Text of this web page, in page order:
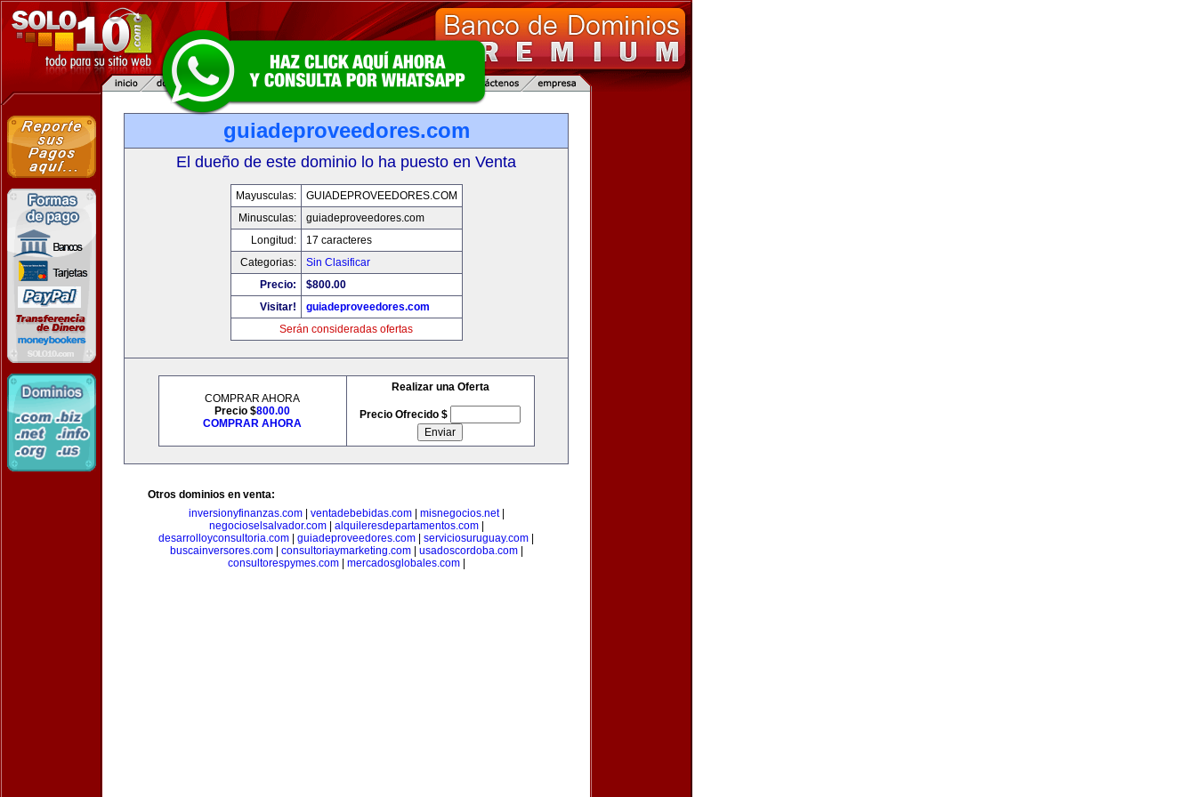
guiadeproveedores.com
El dueño de este dominio lo ha puesto en Venta
Mayusculas:
GUIADEPROVEEDORES.COM
Minusculas:
guiadeproveedores.com
Longitud:
17 caracteres
Categorias:
Sin Clasificar
Precio:
$800.00
Visitar!
guiadeproveedores.com
Serán consideradas ofertas
COMPRAR AHORA
Precio $800.00
COMPRAR AHORA
Realizar una Oferta
Precio Ofrecido $
Otros dominios en venta:
inversionyfinanzas.com| ventadebebidas.com| misnegocios.net|
negocioselsalvador.com| alquileresdepartamentos.com|
desarrolloyconsultoria.com
guiadeproveedores.com serviciosuruguay.com
buscainversores.com| consultoriaymarketing.com| usadoscordoba.com|
consultorespymes.com| mercadosglobales.com|